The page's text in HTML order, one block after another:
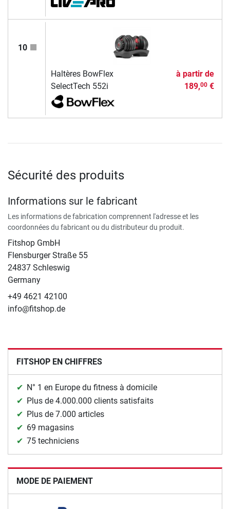
10
Haltères BowFlex
SelectTech 552i
à partir de
189,00€
Sécurité des produits
Informations sur le fabricant
Les informations de fabrication comprennent l'adresse et les
coordonnées du fabricant ou du distributeur du produit.
Fitshop GmbH
Flensburger Straße 55
24837 Schleswig
Germany
+49 4621 42100
info@fitshop.de
FITSHOP EN CHIFFRES
N° 1 en Europe du fitness à domicile
Plus de 4.000.000 clients satisfaits
Plus de 7.000 articles
69 magasins
75 techniciens
MODE DE PAIEMENT